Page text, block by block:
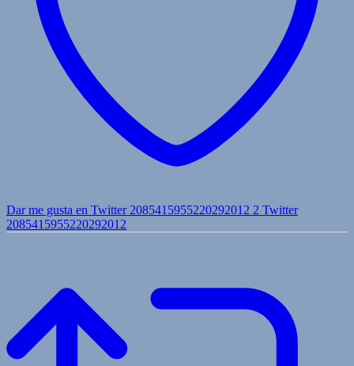
Dar me gusta en Twitter 2085415955220292012 2 Twitter
2085415955220292012